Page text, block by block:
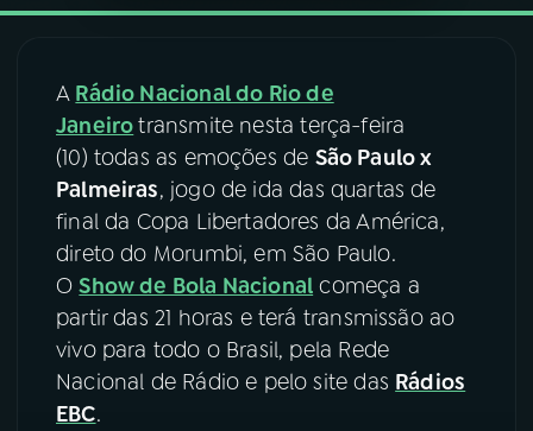
08FESTIVAL DE MÚSICA
ACOMPANHE A RÁDIO NACIONAL
YouTube Facebook
Instagram X
TikTok
A Rádio Nacional do Rio de
Janeirotransmite nesta terça-feira
(10) todas as emoções de São Paulo x
Palmeiras, jogo de ida das quartas de
final da Copa Libertadores da América,
direto do Morumbi, em São Paulo.
OShow de Bola Nacional começa a
partir das 21 horas e terá transmissão ao
vivo para todo o Brasil, pela Rede
Nacional de Rádio e pelo site das Rádios
EBC.